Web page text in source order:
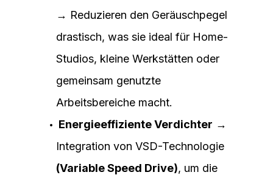
→ Reduzieren den Geräuschpegel
drastisch, was sie ideal für Home-
Studios, kleine Werkstätten oder
gemeinsam genutzte
Arbeitsbereiche macht.
Energieeffiziente Verdichter →
Integration von VSD-Technologie
(Variable Speed Drive), um die